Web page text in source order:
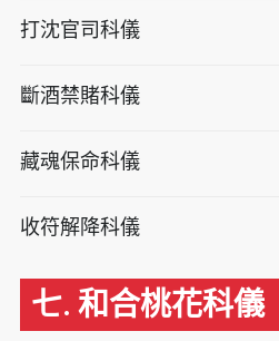
打沈官司科儀
斷酒禁賭科儀
藏魂保命科儀
收符解降科儀
七. 和合桃花科儀